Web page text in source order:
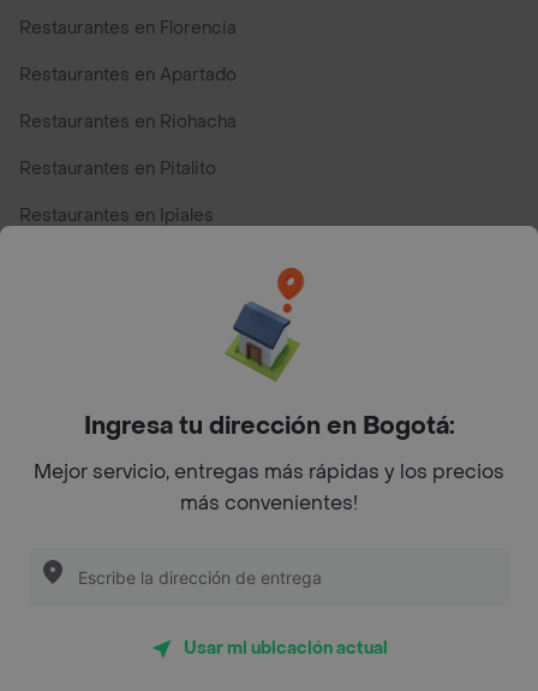
Restaurantes en Florencia
Restaurantes en Apartado
Restaurantes en Riohacha
Restaurantes en Pitalito
Restaurantes en Ipiales
Top Marcas y Cadenas de Restaurantes
Encuéntranos en estos países
App Store Google play
Restaurantes cerca de mi para pedir Comida a Domicilio -
Ingresa tu dirección en Bogotá:
Mejor servicio, entregas más rápidas y los precios
más convenientes!
Usar mi ubicación actual